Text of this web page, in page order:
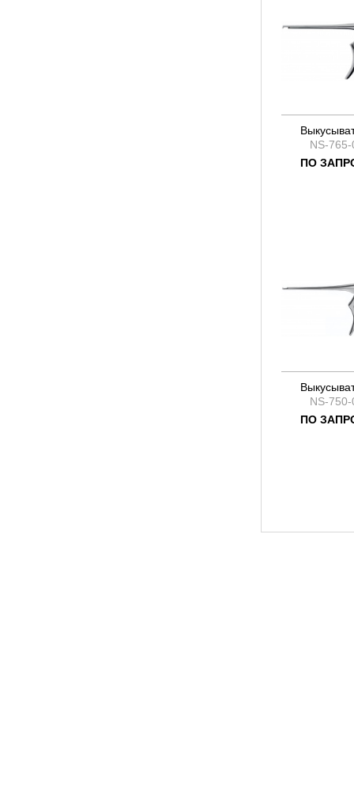
NS-765-
ПО
NS-750-
ПО